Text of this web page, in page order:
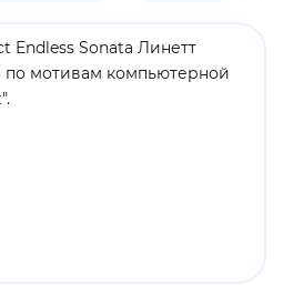
Endless Sonata Линетт
по мотивам компьютерной
лицензированный